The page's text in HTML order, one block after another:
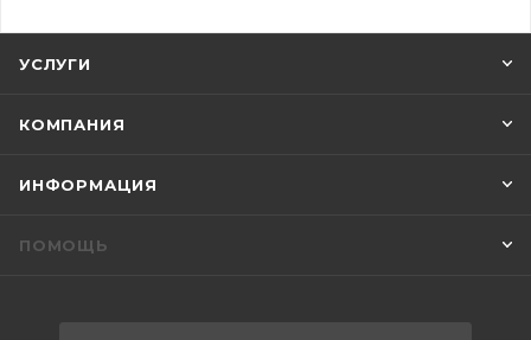
УСЛУГИ
КОМПАНИЯ
ИНФОРМАЦИЯ
ПОМОЩЬ